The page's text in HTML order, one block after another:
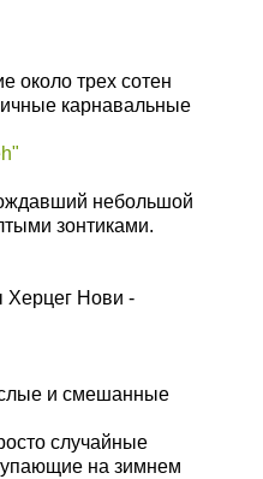
около трех сотен
карнавальные
небольшой
зонтиками.
Херцег Нови -
и смешанные
случайные
на зимнем